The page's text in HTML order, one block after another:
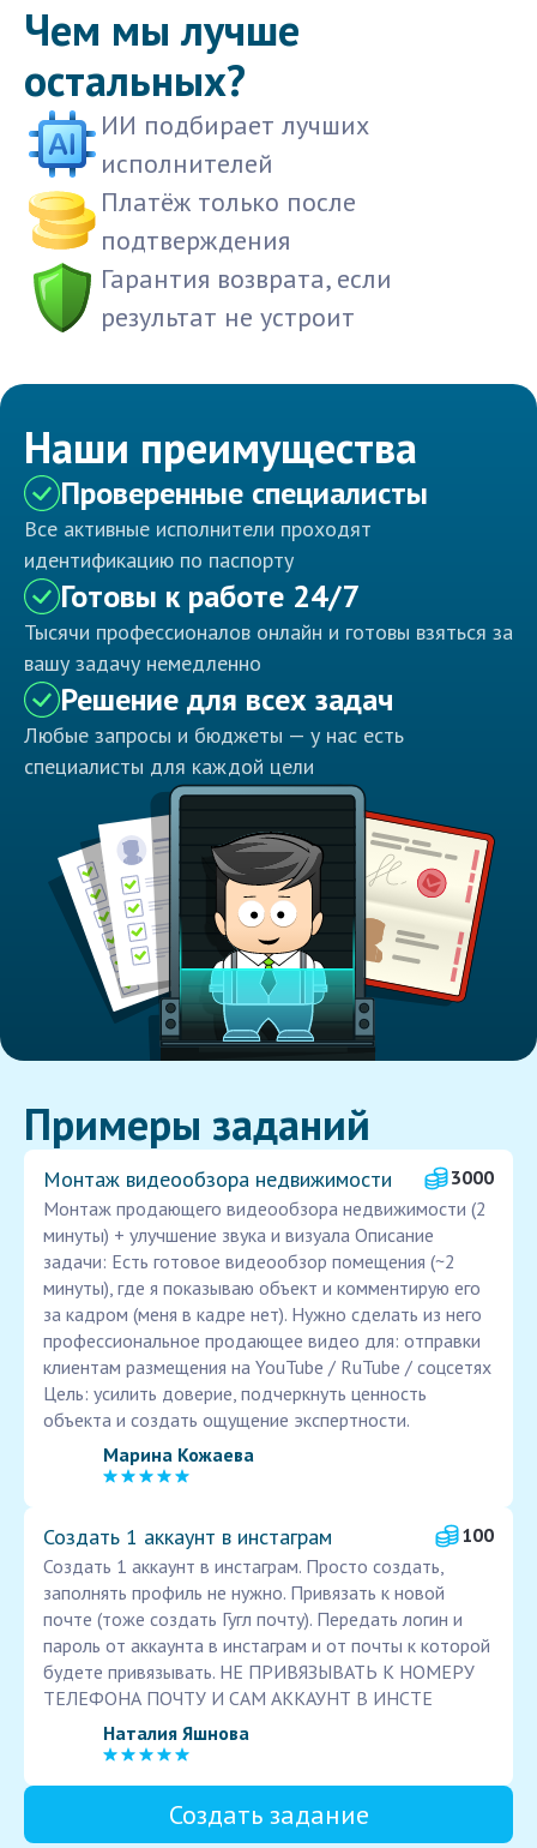
Чем мы лучше
остальных?
ИИ подбирает лучших
исполнителей
Платёж только после
подтверждения
Гарантия возврата, если
результат не устроит
Наши преимущества
Проверенные специалисты
Все активные исполнители проходят
идентификацию по паспорту
Готовы к работе 24/7
Тысячи профессионалов онлайн и готовы взяться за
вашу задачу немедленно
Решение для всех задач
Любые запросы и бюджеты — у нас есть
специалисты для каждой цели
Примеры заданий
Монтаж видеообзора недвижимости
3000
Монтаж продающего видеообзора недвижимости (2
минуты) + улучшение звука и визуала Описание
задачи: Есть готовое видеообзор помещения (~2
минуты), где я показываю объект и комментирую его
за кадром (меня в кадре нет). Нужно сделать из него
профессиональное продающее видео для: отправки
клиентам размещения на YouTube / RuTube / соцсетях
Цель: усилить доверие, подчеркнуть ценность
объекта и создать ощущение экспертности.
Марина Кожаева
Создать 1 аккаунт в инстаграм
100
Создать 1 аккаунт в инстаграм. Просто создать,
заполнять профиль не нужно. Привязать к новой
почте (тоже создать Гугл почту). Передать логин и
пароль от аккаунта в инстаграм и от почты к которой
будете привязывать. НЕ ПРИВЯЗЫВАТЬ К НОМЕРУ
ТЕЛЕФОНА ПОЧТУ И САМ АККАУНТ В ИНСТЕ
Наталия Яшнова
Создать задание